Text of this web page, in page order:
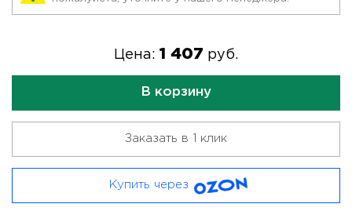
Цена: 1 407 руб.
В корзину
Заказать в 1 клик
Купить через